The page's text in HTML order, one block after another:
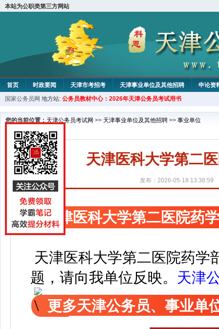
本站为公职类第三方网站
首页 时政要闻 天津市考招考 天津事业单位及其他招聘 申论资
教材中心
国家公务员网 地方站: 公务员教材中心：2026年天津公务员考试用书
您的当前位置： 天津公务员考试网 >> 天津事业单位及其他招聘 >> 事业单位
天津医科大学第二
发布：2026-05-18 13:38:59
天津医科大学第二医院药
天津医科大学第二医院药学
题，请向我单位反映。 天津
更多天津公务员、事业单